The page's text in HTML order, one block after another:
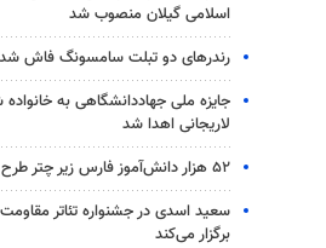
اسلامی گیلان منصوب شد
رندرهای دو تبلت سامسونگ فاش شد
جایزه ملی جهاددانشگاهی به
لاریجانی اهدا شد
۵۲ هزار دانش‌آموز فارس زیر چتر طرح «حامی»
سعید اسدی در جشنواره تئاتر مقاومت
برگزار می‌کند